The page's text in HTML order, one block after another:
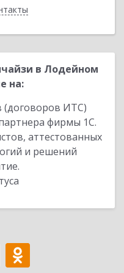
в Лодейном
на:
(договоров ИТС)
фирмы 1С.
аттестованных
и решений